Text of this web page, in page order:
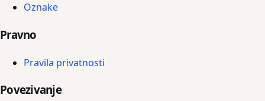
Oznake
Pravno
Pravila privatnosti
Povezivanje